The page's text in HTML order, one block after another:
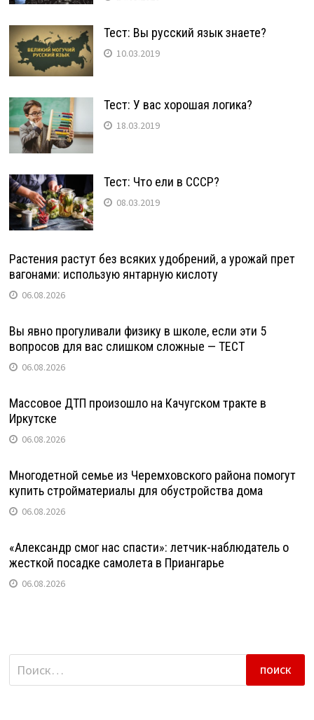
Тест: Вы русский язык знаете?
10.03.2019
Тест: У вас хорошая логика?
18.03.2019
Тест: Что ели в СССР?
08.03.2019
Растения растут без всяких удобрений, а урожай прет
вагонами: использую янтарную кислоту
06.08.2026
Вы явно прогуливали физику в школе, если эти 5
вопросов для вас слишком сложные — ТЕСТ
06.08.2026
Массовое ДТП произошло на Качугском тракте в
Иркутске
06.08.2026
Многодетной семье из Черемховского района помогут
купить стройматериалы для обустройства дома
06.08.2026
«Александр смог нас спасти»: летчик-наблюдатель о
жесткой посадке самолета в Приангарье
06.08.2026
Найти: